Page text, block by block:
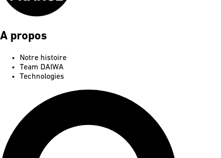
A propos
Notre histoire
Team DAIWA
Technologies